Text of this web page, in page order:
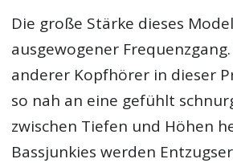
Die große Stärke dieses
ausgewogener
anderer Kopfhörer in dieser
so nah an eine gefühlt
zwischen Tiefen und Höhen
Bassjunkies werden